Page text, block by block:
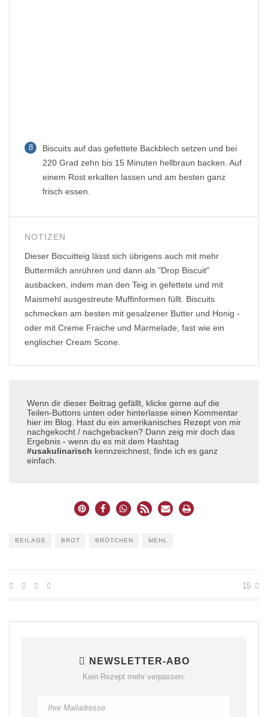
8
Biscuits auf das gefettete Backblech setzen und bei
220 Grad zehn bis 15 Minuten hellbraun backen. Auf
einem Rost erkalten lassen und am besten ganz
frisch essen.
NOTIZEN
Dieser Biscuitteig lässt sich übrigens auch mit mehr
Buttermilch anrühren und dann als "Drop Biscuit"
ausbacken, indem man den Teig in gefettete und mit
Maismehl ausgestreute Muffinformen füllt. Biscuits
schmecken am besten mit gesalzener Butter und Honig -
oder mit Creme Fraiche und Marmelade, fast wie ein
englischer Cream Scone.
Wenn dir dieser Beitrag gefällt, klicke gerne auf die
Teilen-Buttons unten oder hinterlasse einen Kommentar
hier im Blog. Hast du ein amerikanisches Rezept von mir
nachgekocht / nachgebacken? Dann zeig mir doch das
Ergebnis - wenn du es mit dem Hashtag
#usakulinarisch kennzeichnest, finde ich es ganz
einfach.
BEILAGE BROT BRÖTCHEN MEHL
15
NEWSLETTER-ABO
Kein Rezept mehr verpassen: